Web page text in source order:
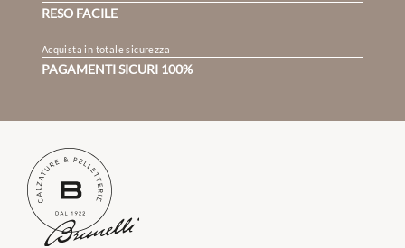
RESO FACILE
Acquista in totale sicurezza
PAGAMENTI SICURI 100%